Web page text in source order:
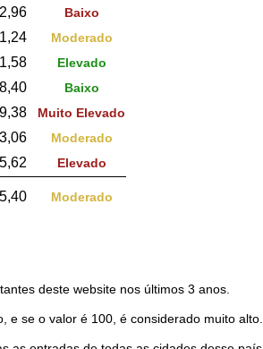
Baixo
Moderado
Elevado
Baixo
Muito Elevado
Moderado
Elevado
Moderado
deste website nos últimos 3 anos.
e se o valor é 100, é considerado muito alto.